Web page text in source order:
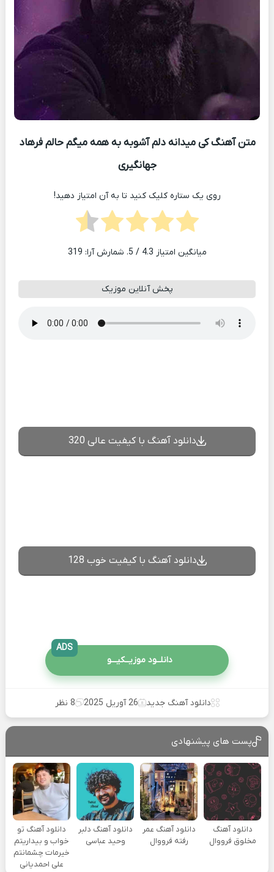
متن آهنگ کی میدانه دلم آشوبه به همه میگم حالم فرهاد
جهانگیری
روی یک ستاره کلیک کنید تا به آن امتیاز دهید!
میانگین امتیاز 4.3 / 5. شمارش آرا: 319
پخش آنلاین موزیک
دانلود آهنگ با کیفیت عالی 320
دانلود آهنگ با کیفیت خوب 128
دانلــود موزیــکیـــو
ADS
دانلود آهنگ جدید 26 آوریل 2025 8 نظر
پست های پیشنهادی
دانلود آهنگ
مخلوق فرووال
دانلود آهنگ عمر
رفته فرووال
دانلود آهنگ دلبر
وحید عباسی
دانلود آهنگ تو
خواب و بیداریتم
خیرمات چشمانتم
علی احمدیانی